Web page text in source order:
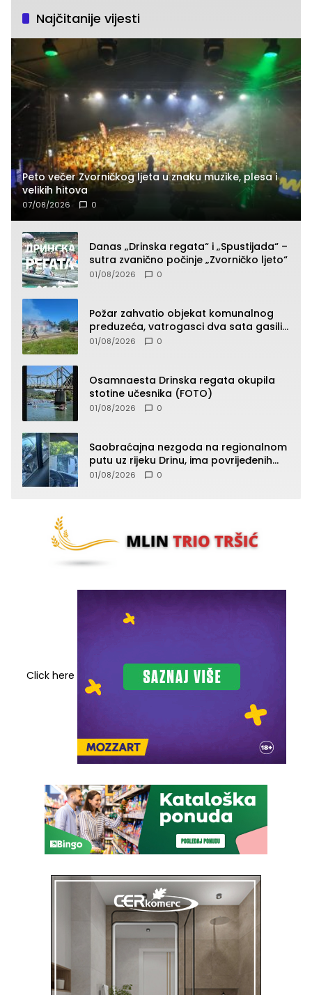
Najčitanije vijesti
Peto večer Zvorničkog ljeta u znaku muzike, plesa i
velikih hitova
07/08/2026 0
Danas „Drinska regata“ i „Spustijada“ –
sutra zvanično počinje „Zvorničko ljeto“
01/08/2026 0
Požar zahvatio objekat komunalnog
preduzeća, vatrogasci dva sata gasili
vatru (FOTO)
01/08/2026 0
Osamnaesta Drinska regata okupila
stotine učesnika (FOTO)
01/08/2026 0
Saobraćajna nezgoda na regionalnom
putu uz rijeku Drinu, ima povrijeđenih
lica (FOTO)
01/08/2026 0
Click here